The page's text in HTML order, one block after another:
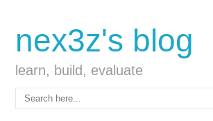
nex3z's blog
learn, build, evaluate